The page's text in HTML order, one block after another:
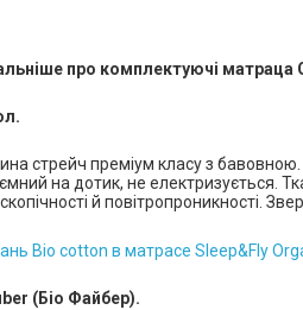
про комплектуючі матраца
стрейч преміум класу з
на дотик, не електризується.
й повітропроникності.
(Біо Файбер).